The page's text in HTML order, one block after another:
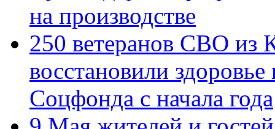
на производстве
250 ветеранов СВО из
восстановили
Соцфонда с начала года